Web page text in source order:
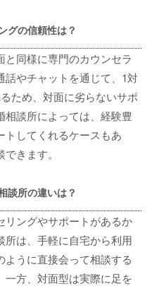
グの信頼性は？
同様に専門のカウンセラ
話やチャットを通じて、1対
ため、対面に劣らないサポ
相談所によっては、経験豊
トしてくれるケースもあ
きます。
談所の違いは？
リングやサポートがあるか
所は、手軽に自宅から利用
うに直接会って相談する
方、対面型は実際に足を